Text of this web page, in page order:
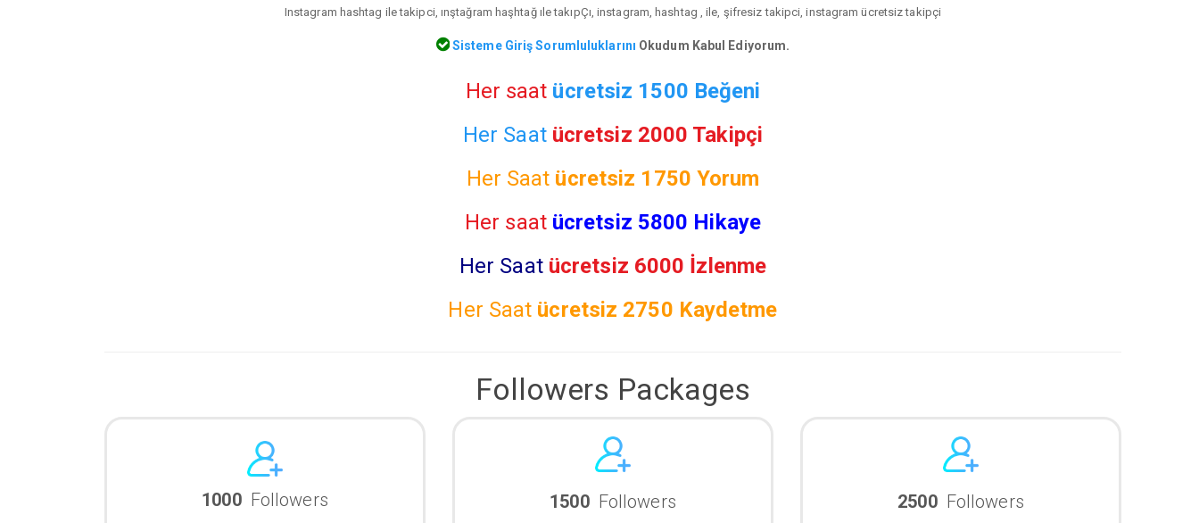
Instagram hashtag ile takipci, ınştağram haşhtağ ıle takıpÇı, instagram, hashtag , ile, şifresiz takipci, instagram ücretsiz takipçi
Sisteme Giriş Sorumluluklarını Okudum Kabul Ediyorum.
Her saat ücretsiz 1500 Beğeni
Her Saat ücretsiz 2000 Takipçi
Her Saat ücretsiz 1750 Yorum
Her saat ücretsiz 5800 Hikaye
Her Saat ücretsiz 6000 İzlenme
Her Saat ücretsiz 2750 Kaydetme
Followers Packages
1000 Followers 1500 Followers 2500 Followers